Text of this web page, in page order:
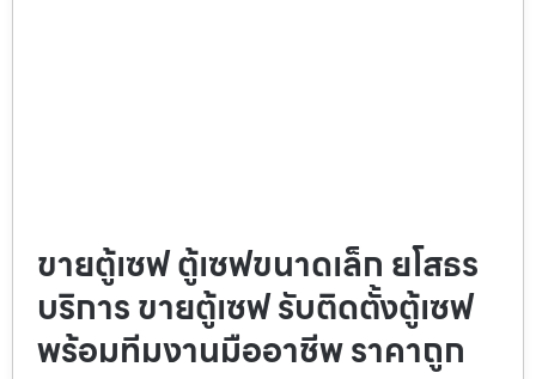
ขายตู้เซฟ ตู้เซฟขนาดเล็ก ยโสธร
บริการ ขายตู้เซฟ รับติดตั้งตู้เซฟ
พร้อมทีมงานมืออาชีพ ราคาถูก